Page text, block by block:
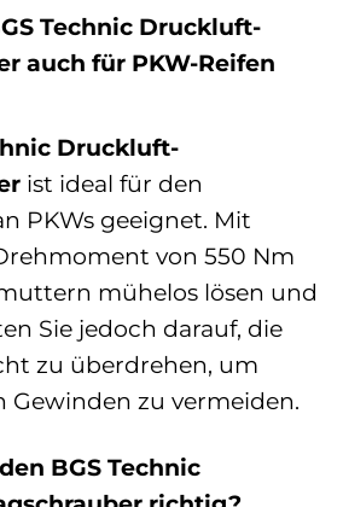
Technic Druckluft-
auch für PKW-Reifen
Druckluft-
ist ideal für den
PKWs geeignet. Mit
von 550 Nm
mühelos lösen und
Sie jedoch darauf, die
zu überdrehen, um
Gewinden zu vermeiden.
BGS Technic